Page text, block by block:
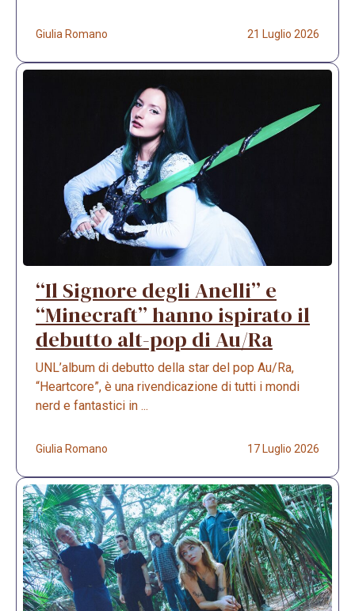
Giulia Romano 21 Luglio 2026
“Il Signore degli Anelli” e
“Minecraft” hanno ispirato il
debutto alt-pop di Au/Ra
UNL’album di debutto della star del pop Au/Ra,
“Heartcore”, è una rivendicazione di tutti i mondi
nerd e fantastici in ...
Giulia Romano 17 Luglio 2026